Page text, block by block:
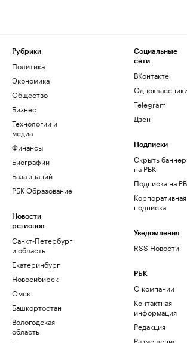
Рубрики
Политика
Экономика
Общество
Бизнес
Технологии и
медиа
Финансы
Биографии
База знаний
РБК Образование
Новости
регионов
Санкт-Петербург
и область
Екатеринбург
Новосибирск
Омск
Башкортостан
Вологодская
область
Социальные
сети
ВКонтакте
Telegram
Дзен
Подписки
Скрыть
на РБК
Подписка на
Корпоративная
подписка
Уведомления
RSS Новости
РБК
О компании
Контактная
информация
Редакция
Размещение